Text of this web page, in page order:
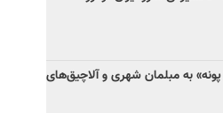
به مبلمان شهری و آلاچیق‌های